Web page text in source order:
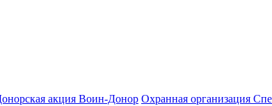
акция Воин-Донор Охранная организация